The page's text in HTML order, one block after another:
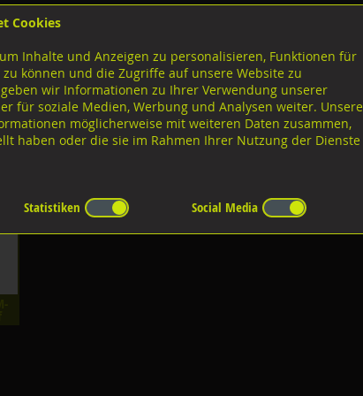
Cookies
Inhalte und Anzeigen zu personalisieren, Funktionen für
können und die Zugriffe auf unsere Website zu
wir Informationen zu Ihrer Verwendung unserer
für soziale Medien, Werbung und Analysen weiter. Unsere
möglicherweise mit weiteren Daten zusammen,
haben oder die sie im Rahmen Ihrer Nutzung der Dienste
Statistiken Social Media